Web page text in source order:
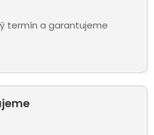
termín a garantujeme